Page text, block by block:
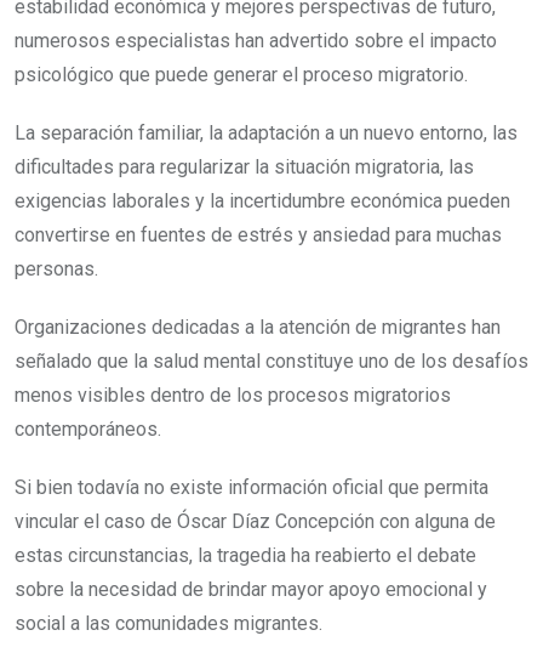
estabilidad económica y mejores perspectivas de futuro,
numerosos especialistas han advertido sobre el impacto
psicológico que puede generar el proceso migratorio.
La separación familiar, la adaptación a un nuevo entorno, las
dificultades para regularizar la situación migratoria, las
exigencias laborales y la incertidumbre económica pueden
convertirse en fuentes de estrés y ansiedad para muchas
personas.
Organizaciones dedicadas a la atención de migrantes han
señalado que la salud mental constituye uno de los desafíos
menos visibles dentro de los procesos migratorios
contemporáneos.
Si bien todavía no existe información oficial que permita
vincular el caso de Óscar Díaz Concepción con alguna de
estas circunstancias, la tragedia ha reabierto el debate
sobre la necesidad de brindar mayor apoyo emocional y
social a las comunidades migrantes.